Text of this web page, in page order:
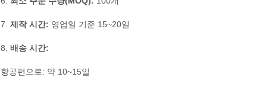
7. 제작 시간: 영업일 기준 15~20일
8. 배송 시간:
항공편으로: 약 10~15일